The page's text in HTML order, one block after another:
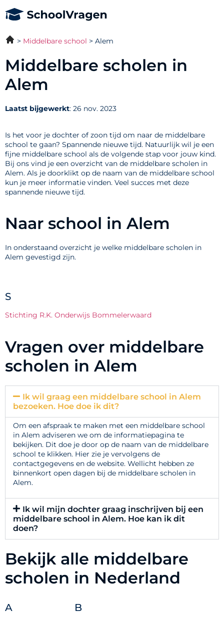
Middelbare school Alem
Middelbare scholen in
Alem
Laatst bijgewerkt: 26 nov. 2023
Is het voor je dochter of zoon tijd om naar de middelbare
school te gaan? Spannende nieuwe tijd. Natuurlijk wil je een
fijne middelbare school als de volgende stap voor jouw kind.
Bij ons vind je een overzicht van de middelbare scholen in
Alem. Als je doorklikt op de naam van de middelbare school
kun je meer informatie vinden. Veel succes met deze
spannende nieuwe tijd.
Naar school in Alem
In onderstaand overzicht je welke middelbare scholen in
Alem gevestigd zijn.
S
Stichting R.K. Onderwijs Bommelerwaard
Vragen over middelbare
scholen in Alem
Ik wil graag een middelbare school in Alem
bezoeken. Hoe doe ik dit?
Om een afspraak te maken met een middelbare school
in Alem adviseren we om de informatiepagina te
bekijken. Dit doe je door op de naam van de middelbare
school te klikken. Hier zie je vervolgens de
contactgegevens en de website. Wellicht hebben ze
binnenkort open dagen bij de middelbare scholen in
Alem.
Ik wil mijn dochter graag inschrijven bij een
middelbare school in Alem. Hoe kan ik dit
doen?
Bekijk alle middelbare
scholen in Nederland
A B